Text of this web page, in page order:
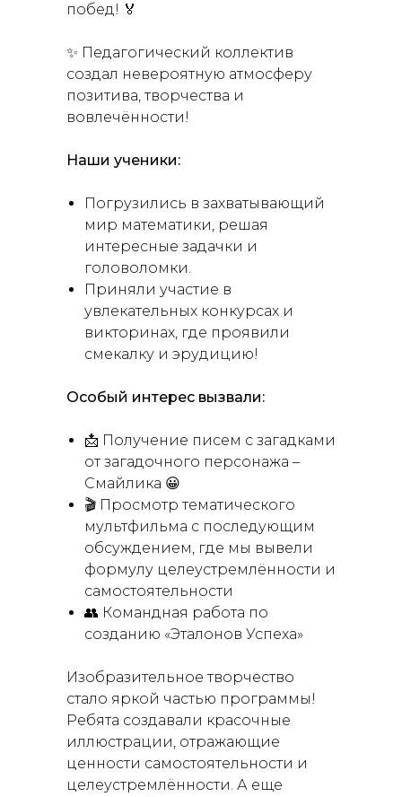
побед! 🏅
✨ Педагогический коллектив
создал невероятную атмосферу
позитива, творчества и
вовлечённости!
Наши ученики:
Погрузились в захватывающий
мир математики, решая
интересные задачки и
головоломки.
Приняли участие в
увлекательных конкурсах и
викторинах, где проявили
смекалку и эрудицию!
Особый интерес вызвали:
📩 Получение писем с загадками
от загадочного персонажа –
Смайлика 😀
🎬 Просмотр тематического
мультфильма с последующим
обсуждением, где мы вывели
формулу целеустремлённости и
самостоятельности
👥 Командная работа по
созданию «Эталонов Успеха»
Изобразительное творчество
стало яркой частью программы!
Ребята создавали красочные
иллюстрации, отражающие
ценности самостоятельности и
целеустремлённости. А еще